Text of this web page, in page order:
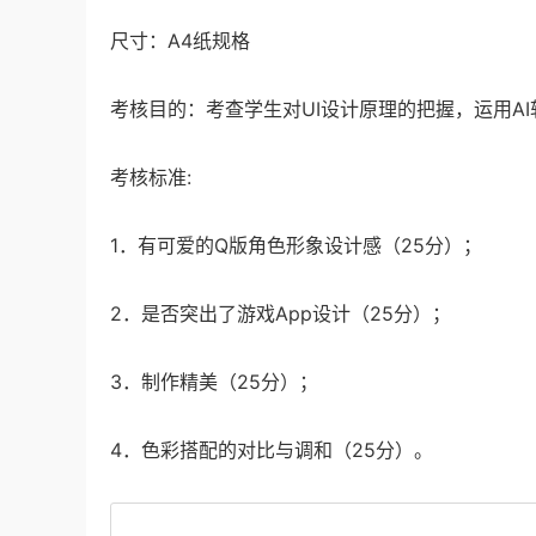
尺寸：A4纸规格
考核目的：考查学生对UI设计原理的把握，运用AI
考核标准:
1．有可爱的Q版角色形象设计感（25分）；
2．是否突出了游戏App设计（25分）；
3．制作精美（25分）；
4．色彩搭配的对比与调和（25分）。